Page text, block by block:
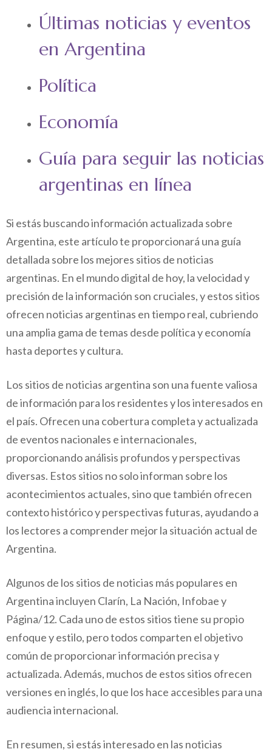
Últimas noticias y eventos
en Argentina
Política
Economía
Guía para seguir las noticias
argentinas en línea
Si estás buscando información actualizada sobre
Argentina, este artículo te proporcionará una guía
detallada sobre los mejores sitios de noticias
argentinas. En el mundo digital de hoy, la velocidad y
precisión de la información son cruciales, y estos sitios
ofrecen noticias argentinas en tiempo real, cubriendo
una amplia gama de temas desde política y economía
hasta deportes y cultura.
Los sitios de noticias argentina son una fuente valiosa
de información para los residentes y los interesados en
el país. Ofrecen una cobertura completa y actualizada
de eventos nacionales e internacionales,
proporcionando análisis profundos y perspectivas
diversas. Estos sitios no solo informan sobre los
acontecimientos actuales, sino que también ofrecen
contexto histórico y perspectivas futuras, ayudando a
los lectores a comprender mejor la situación actual de
Argentina.
Algunos de los sitios de noticias más populares en
Argentina incluyen Clarín, La Nación, Infobae y
Página/12. Cada uno de estos sitios tiene su propio
enfoque y estilo, pero todos comparten el objetivo
común de proporcionar información precisa y
actualizada. Además, muchos de estos sitios ofrecen
versiones en inglés, lo que los hace accesibles para una
audiencia internacional.
En resumen, si estás interesado en las noticias